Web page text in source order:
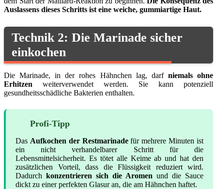
Auslassens dieses Schritts ist eine weiche, gummiartige Haut.
Technik 2: Die Marinade sicher
einkochen
Die Marinade, in der rohes Hähnchen lag, darf niemals ohne
Erhitzen weiterverwendet werden. Sie kann potenziell
gesundheitsschädliche Bakterien enthalten.
Profi-Tipp
Das Aufkochen der Restmarinadefür mehrere Minuten ist
ein nicht verhandelbarer Schritt für die
Lebensmittelsicherheit. Es tötet alle Keime ab und hat den
zusätzlichen Vorteil, dass die Flüssigkeit reduziert wird.
Dadurch konzentrieren sich die Aromen und die Sauce
dickt zu einer perfekten Glasur an, die am Hähnchen haftet.